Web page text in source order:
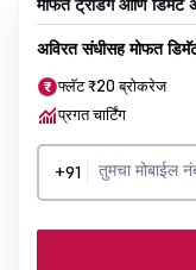
मोफत ट्रेडिंग आणि डिमॅट
अविरत संधीसह मोफत
फ्लॅट ₹20 ब्रोकरेज
प्रगत चार्टिंग
+91